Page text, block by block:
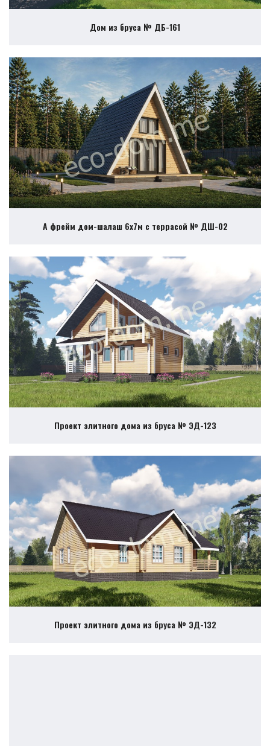
Дом из бруса № ДБ-161
А фрейм дом-шалаш 6х7м с террасой № ДШ-02
Проект элитного дома из бруса № ЭД-123
Проект элитного дома из бруса № ЭД-132